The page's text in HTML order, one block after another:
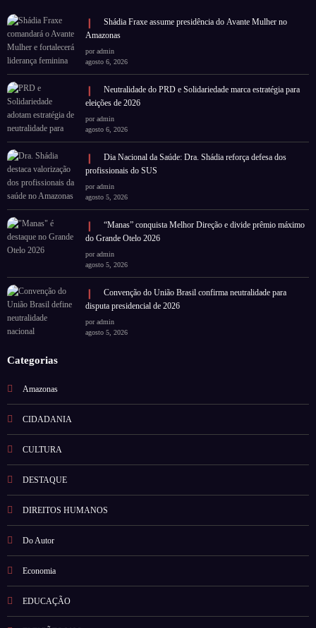
Shádia Fraxe assume presidência do Avante Mulher no
Amazonas
por admin
agosto 6, 2026
Neutralidade do PRD e Solidariedade marca estratégia para
eleições de 2026
por admin
agosto 6, 2026
Dia Nacional da Saúde: Dra. Shádia reforça defesa dos
profissionais do SUS
por admin
agosto 5, 2026
“Manas” conquista Melhor Direção e divide prêmio máximo
do Grande Otelo 2026
por admin
agosto 5, 2026
Convenção do União Brasil confirma neutralidade para
disputa presidencial de 2026
por admin
agosto 5, 2026
Categorias
Amazonas
CIDADANIA
CULTURA
DESTAQUE
DIREITOS HUMANOS
Do Autor
Economia
EDUCAÇÃO